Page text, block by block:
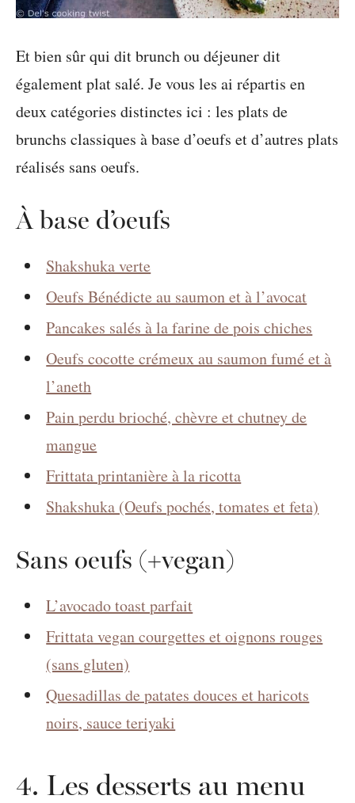
Et bien sûr qui dit brunch ou déjeuner dit
également plat salé. Je vous les ai répartis en
deux catégories distinctes ici : les plats de
brunchs classiques à base d’oeufs et d’autres plats
réalisés sans oeufs.
À base d’oeufs
Shakshuka verte
Oeufs Bénédicte au saumon et à l’avocat
Pancakes salés à la farine de pois chiches
Oeufs cocotte crémeux au saumon fumé et à
l’aneth
Pain perdu brioché, chèvre et chutney de
mangue
Frittata printanière à la ricotta
Shakshuka (Oeufs pochés, tomates et feta)
Sans oeufs (+vegan)
L’avocado toast parfait
Frittata vegan courgettes et oignons rouges
(sans gluten)
Quesadillas de patates douces et haricots
noirs, sauce teriyaki
4. Les desserts au menu